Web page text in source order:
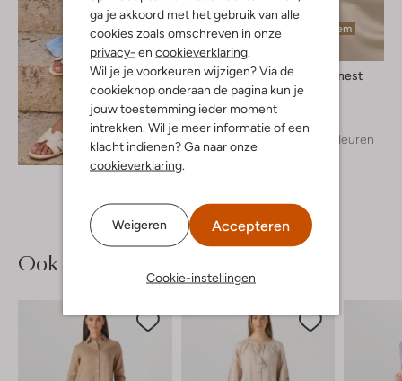
ga je akkoord met het gebruik van alle
cookies zoals omschreven in onze
privacy- en cookieverklaring
Wil je je voorkeuren wijzigen? Via de
cookieknop onderaan de pagina kun je
jouw toestemming ieder moment
intrekken. Wil je meer informatie of een
klacht indienen? Ga naar onze
cookieverklaring
Weigeren Accepteren
Cookie-instellingen
Ontdek de look
Laatste item
Resort Finest
T-shirt
+ meer kleuren
Ook iets voor jou?